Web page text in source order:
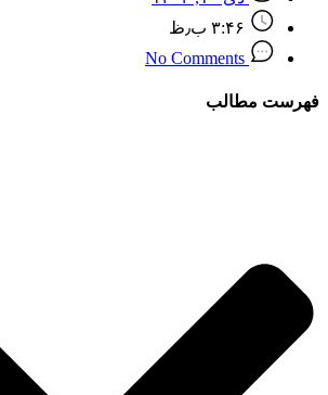
۳:۴۶ ب٫ظ
No Comments
فهرست مطالب